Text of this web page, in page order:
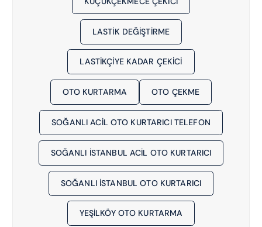
LASTIK DEĞIŞTIRME
LASTIKÇIYE KADAR ÇEKICI
OTO KURTARMA OTO ÇEKME
SOĞANLI ACIL OTO KURTARICI TELEFON
SOĞANLI İSTANBUL ACIL OTO KURTARICI
SOĞANLI İSTANBUL OTO KURTARICI
YEŞILKÖY OTO KURTARMA